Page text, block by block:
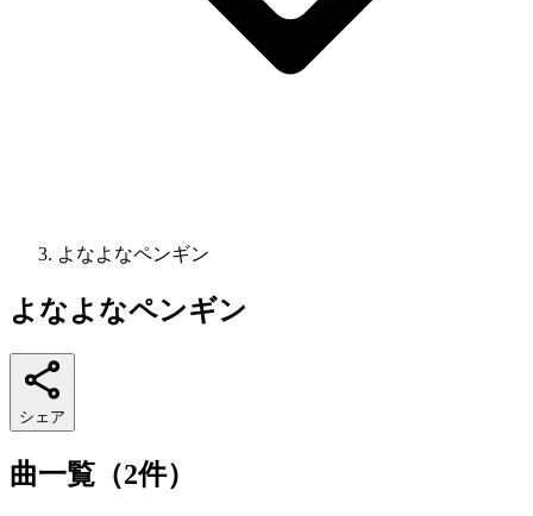
よなよなペンギン
よなよなペンギン
シェア
曲一覧（2件）